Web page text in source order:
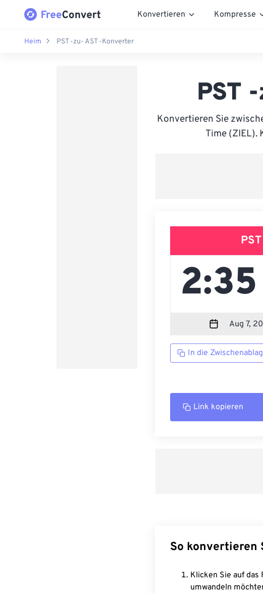
Konvertieren Kompresse
Heim PST -zu- AST -Konverter
PST
Konvertieren Sie
Time (ZIEL).
PST
In die
Link kopieren
So konvertieren
Klicken Sie auf das
umwandeln